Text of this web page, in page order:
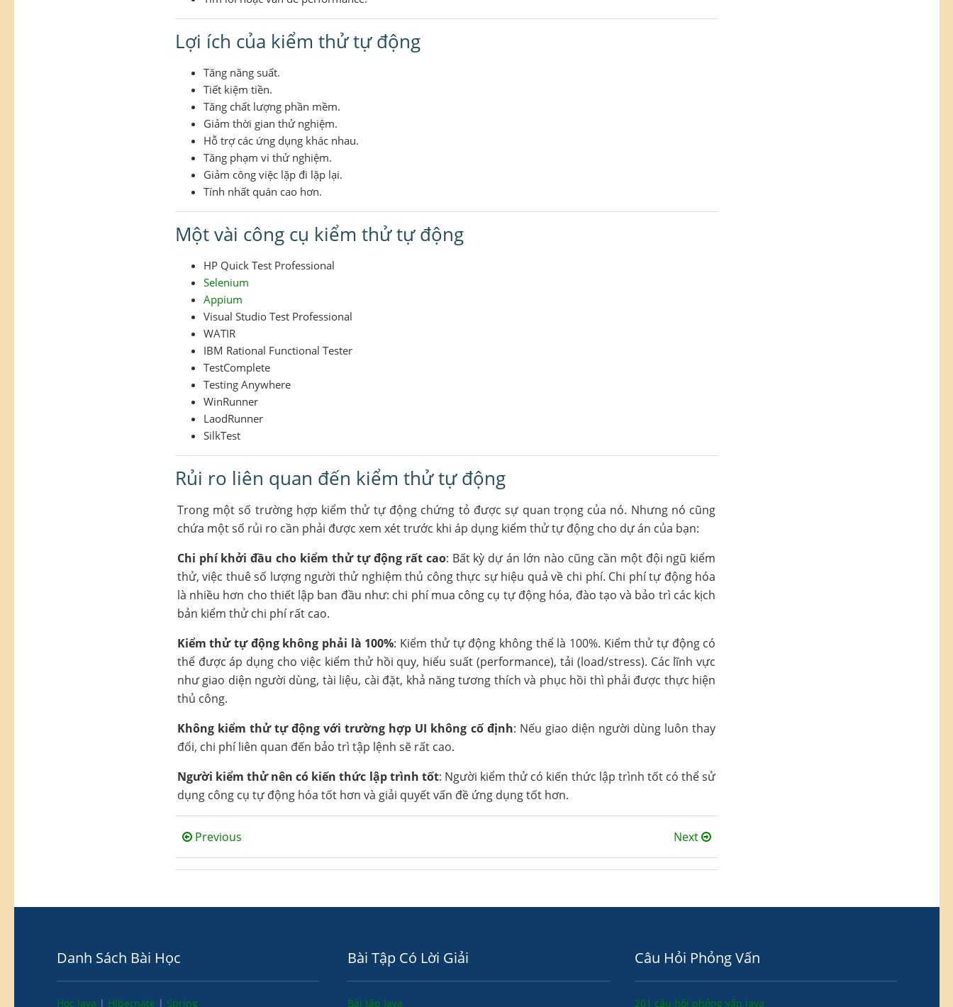
Lợi ích của kiểm thử tự động
Tăng năng suất.
Tiết kiệm tiền.
Tăng chất lượng phần mềm.
Giảm thời gian thử nghiệm.
Hỗ trợ các ứng dụng khác nhau.
Tăng phạm vi thử nghiệm.
Giảm công việc lặp đi lặp lại.
Tính nhất quán cao hơn.
Một vài công cụ kiểm thử tự động
HP Quick Test Professional
Selenium
Appium
Visual Studio Test Professional
WATIR
IBM Rational Functional Tester
TestComplete
Testing Anywhere
WinRunner
LaodRunner
SilkTest
Rủi ro liên quan đến kiểm thử tự động
Trong một số trường hợp kiểm thử tự động chứng tỏ được sự quan trọng của nó. Nhưng nó cũng
chứa một số rủi ro cần phải được xem xét trước khi áp dụng kiểm thử tự động cho dự án của bạn:
Chi phí khởi đầu cho kiểm thử tự động rất cao: Bất kỳ dự án lớn nào cũng cần một đội ngũ kiểm
thử, việc thuê số lượng người thử nghiệm thủ công thực sự hiệu quả về chi phí. Chi phí tự động hóa
là nhiều hơn cho thiết lập ban đầu như: chi phí mua công cụ tự động hóa, đào tạo và bảo trì các kịch
bản kiểm thử chi phí rất cao.
Kiểm thử tự động không phải là 100%: Kiểm thử tự động không thể là 100%. Kiểm thử tự động có
thể được áp dụng cho việc kiểm thử hồi quy, hiểu suất (performance), tải (load/stress). Các lĩnh vực
như giao diện người dùng, tài liệu, cài đặt, khả năng tương thích và phục hồi thì phải được thực hiện
thủ công.
Không kiểm thử tự động với trường hợp UI không cố định: Nếu giao diện người dùng luôn thay
đổi, chi phí liên quan đến bảo trì tập lệnh sẽ rất cao.
Người kiểm thử nên có kiến thức lập trình tốt: Người kiểm thử có kiến thức lập trình tốt có thể sử
dụng công cụ tự động hóa tốt hơn và giải quyết vấn đề ứng dụng tốt hơn.
Previous Next
Danh Sách Bài Học
Học Java | Hibernate | Spring
Bài Tập Có Lời Giải
Bài tập Java
Câu Hỏi Phỏng Vấn
201 câu hỏi phỏng vấn java